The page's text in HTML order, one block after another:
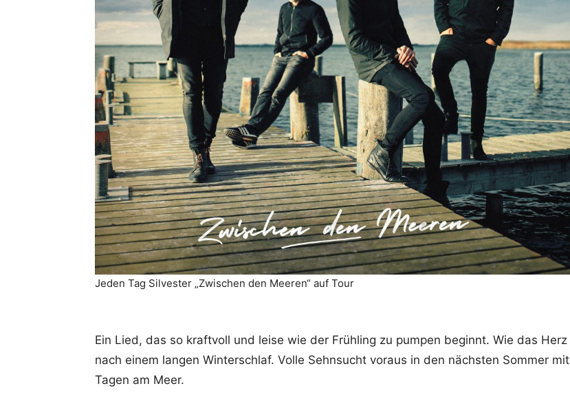
Jeden Tag Silvester „Zwischen den Meeren“ auf Tour
Ein Lied, das so kraftvoll und leise wie der Frühling zu pumpen beginnt. Wie das Herz
nach einem langen Winterschlaf. Volle Sehnsucht voraus in den nächsten Sommer mit
Tagen am Meer.